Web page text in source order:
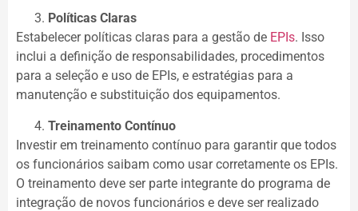
Políticas Claras
Estabelecer políticas claras para a gestão de EPIs. Isso
inclui a definição de responsabilidades, procedimentos
para a seleção e uso de EPIs, e estratégias para a
manutenção e substituição dos equipamentos.
Treinamento Contínuo
Investir em treinamento contínuo para garantir que todos
os funcionários saibam como usar corretamente os EPIs.
O treinamento deve ser parte integrante do programa de
integração de novos funcionários e deve ser realizado